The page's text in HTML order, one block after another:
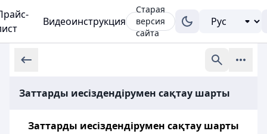
Видеоинструкция
Старая
версия
сайта
Заттарды иесіздендірумен сақтау шарты
Заттарды иесiздендiрумен сақтау шарты